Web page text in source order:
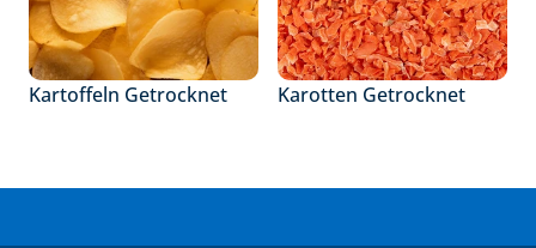
Kartoffeln Getrocknet Karotten Getrocknet